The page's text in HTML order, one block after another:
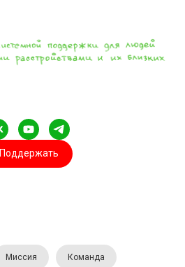
Поддержать
Миссия Команда